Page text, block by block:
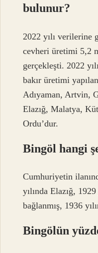
bulunur?
2022 yılı verilerine
cevheri üretimi 5,2
gerçekleşti. 2022
bakır üretimi
Adıyaman, Artvin,
Elazığ, Malatya,
Ordu’dur.
Bingöl hangi
Cumhuriyetin
yılında Elazığ,
bağlanmış, 1936
Bingölün